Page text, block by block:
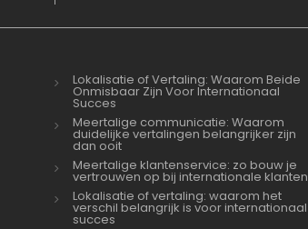
Lokalisatie of Vertaling: Waarom Beide
Onmisbaar Zijn Voor Internationaal
Succes
Meertalige communicatie: Waarom
duidelijke vertalingen belangrijker zijn
dan ooit
Meertalige klantenservice: zo bouw je
vertrouwen op bij internationale klanten
Lokalisatie of vertaling: waarom het
verschil belangrijk is voor internationaal
succes